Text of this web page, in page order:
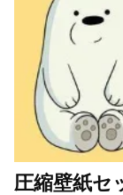
圧縮壁紙セ